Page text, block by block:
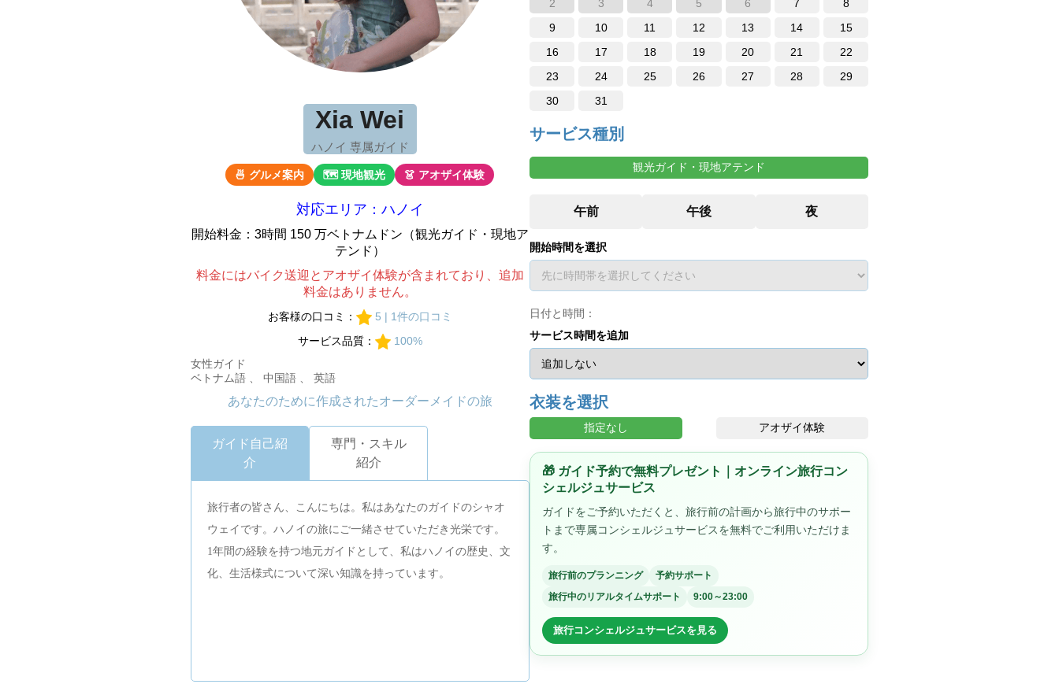
Xia Wei
ハノイ 専属ガイド
🍜 グルメ案内 🗺 現地観光 👗 アオザイ体験
対応エリア：ハノイ
開始料金：3時間 150 万ベトナムドン（観光ガイド・現地ア
テンド）
料金にはバイク送迎とアオザイ体験が含まれており、追加
料金はありません。
お客様の口コミ：
5 | 1件の口コミ
サービス品質：
100%
女性ガイド
ベトナム語 、 中国語 、 英語
あなたのために作成されたオーダーメイドの旅
ガイド自己紹
介
専門・スキル
紹介
旅行者の皆さん、こんにちは。私はあなたのガイドのシャオ
ウェイです。ハノイの旅にご一緒させていただき光栄です。
1年間の経験を持つ地元ガイドとして、私はハノイの歴史、文
化、生活様式について深い知識を持っています。
2 3 4 5 6 7
8
9
10 11 12 13 14
15
16
17 18 19 20 21
22
23
24 25 26 27 28
29
30
31
サービス種別
観光ガイド・現地アテンド
開始時間を選択
日付と時間：
サービス時間を追加
衣装を選択
指定なし アオザイ体験
🎁 ガイド予約で無料プレゼント｜オンライン旅行コン
シェルジュサービス
ガイドをご予約いただくと、旅行前の計画から旅行中のサポー
トまで専属コンシェルジュサービスを無料でご利用いただけま
す。
旅行前のプランニング
予約サポート
旅行中のリアルタイムサポート
9:00～23:00
旅行コンシェルジュサービスを見る